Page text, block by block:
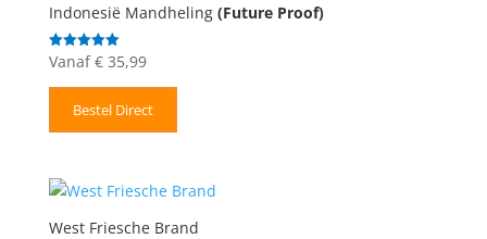
Indonesië Mandheling (Future Proof)
Gewaardeerd
5.00
uit 5
Vanaf €35,99
Bestel Direct
West Friesche Brand